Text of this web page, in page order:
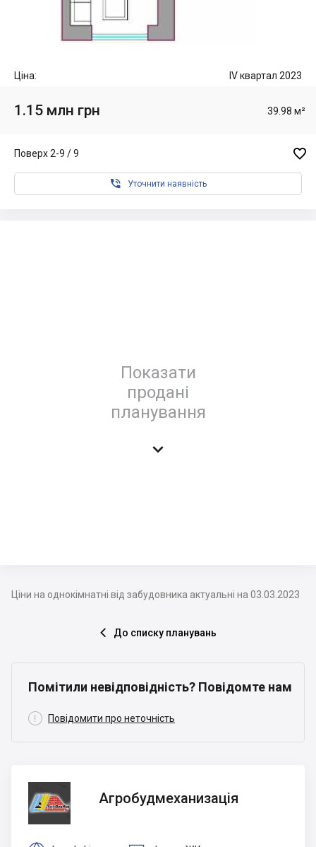
Ціна: IV квартал 2023
1.15 млн грн 39.98 м²
Поверх 2-9 / 9 
 Уточнити наявність
Показати
продані
планування

Ціни на однокімнатні від забудовника актуальні на 03.03.2023
 До списку планувань
Помітили невідповідність? Повідомте нам
 Повідомити про неточність
Агробудмеханизація
Агробудмеханизація